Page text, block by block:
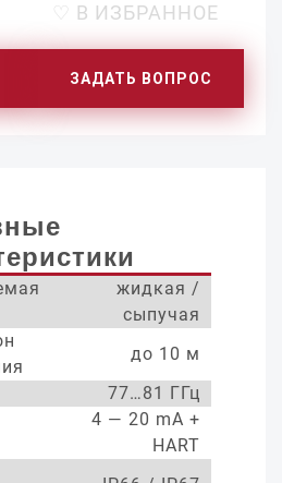
♡ В ИЗБРАННОЕ
ЗАДАТЬ ВОПРОС
жидкая /
сыпучая
до 10 м
77…81 ГГц
4 — 20 mA +
HART